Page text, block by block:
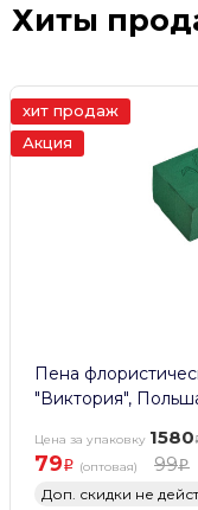
Хиты
хит продаж
Акция
Пена
"Виктория",
Цена за упаковку 1580
79 (оптовая) 99
Доп. скидки не